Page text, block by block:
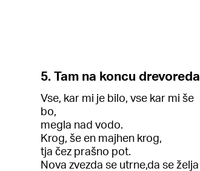
5. Tam na koncu drevoreda
Vse, kar mi je bilo, vse kar mi še
bo,
megla nad vodo.
Krog, še en majhen krog,
tja čez prašno pot.
Nova zvezda se utrne,da se želja